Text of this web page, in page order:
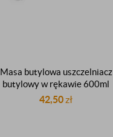
Masa butylowa uszczelniacz
butylowy w rękawie 600ml
42,50zł